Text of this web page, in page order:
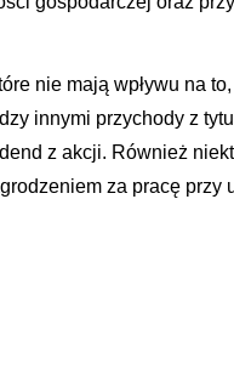
nie mają wpływu na
innymi przychody z
z akcji. Również
za pracę przy